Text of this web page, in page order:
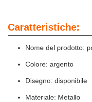
Caratteristiche:
Nome del prodotto:
Colore: argento
Disegno: disponibile
Materiale: Metallo